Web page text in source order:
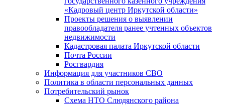
«Кадровый центр Иркутской области»
Проекты решения о выявлении
правообладателя ранее учтенных объектов
недвижимости
Кадастровая палата Иркутской области
Почта России
Росгвардия
Информация для участников СВО
Политика в области персональных данных
Потребительский рынок
Схема НТО Слюдянского района